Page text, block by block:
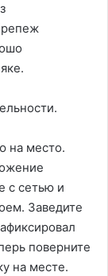
на место.
с сетью и
Заведите
поверните
на месте.